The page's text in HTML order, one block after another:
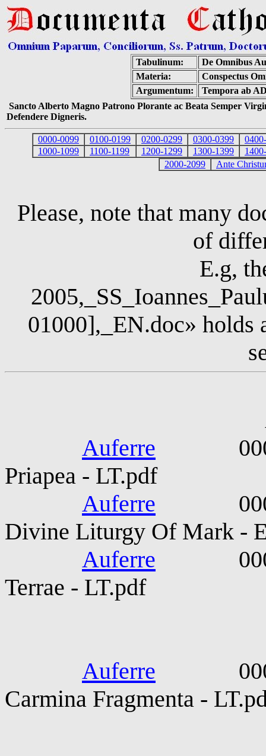
Tabulinum:
De Omnibus
Materia:
Conspectus
Argumentum:
Tempora ab
Sancto Alberto Magno Patrono Plorante ac Beata Semper
Defendere Digneris.
0000-0099 0100-0199 0200-0299 0300-0399
1000-1099
1100-1199 1200-1299 1300-1399
2000-2099
Ante
Please, note that many
of
E.g,
01000],_EN.doc» holds
Auferre 0000-
Priapea - LT.pdf
Auferre 0000-
Divine Liturgy Of Mark -
Auferre 0000-
Terrae - LT.pdf
Auferre 0000-
Carmina Fragmenta -